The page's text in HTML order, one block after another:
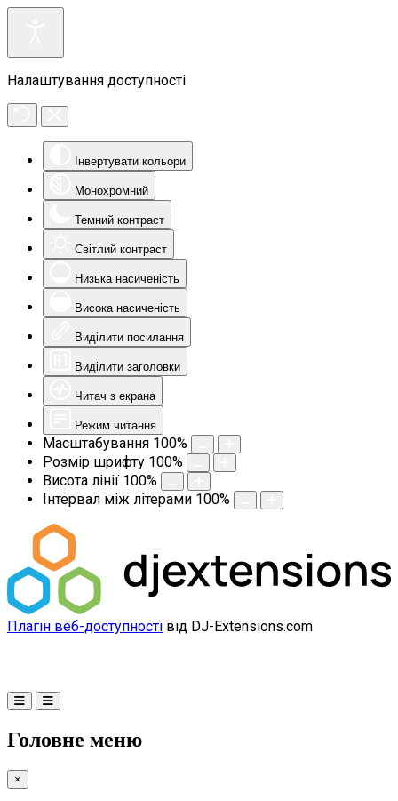
Налаштування доступності
Інвертувати кольори
Монохромний
Темний контраст
Світлий контраст
Низька насиченість
Висока насиченість
Виділити посилання
Виділити заголовки
Читач з екрана
Режим читання
Масштабування 100%
Розмір шрифту 100%
Висота лінії 100%
Інтервал між літерами 100%
Плагін веб-доступності від DJ-Extensions.com
Головне меню
×